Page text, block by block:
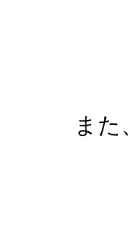
また